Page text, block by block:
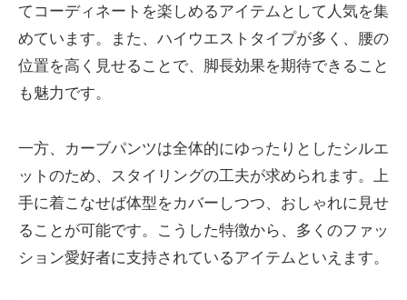
てコーディネートを楽しめるアイテムとして人気を集
めています。また、ハイウエストタイプが多く、腰の
位置を高く見せることで、脚長効果を期待できること
も魅力です。
一方、カーブパンツは全体的にゆったりとしたシルエ
ットのため、スタイリングの工夫が求められます。上
手に着こなせば体型をカバーしつつ、おしゃれに見せ
ることが可能です。こうした特徴から、多くのファッ
ション愛好者に支持されているアイテムといえます。